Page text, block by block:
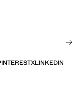
XLINKEDIN